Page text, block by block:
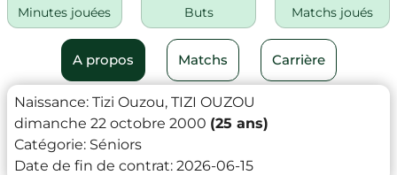
Minutes jouées Buts Matchs joués
A propos Matchs Carrière
Naissance: Tizi Ouzou, TIZI OUZOU
dimanche 22 octobre 2000 (25 ans)
Catégorie: Séniors
Date de fin de contrat: 2026-06-15